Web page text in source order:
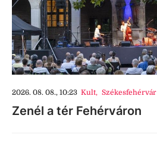
2026. 08. 08., 10:23 Kult, Székesfehérvár
Zenél a tér Fehérváron